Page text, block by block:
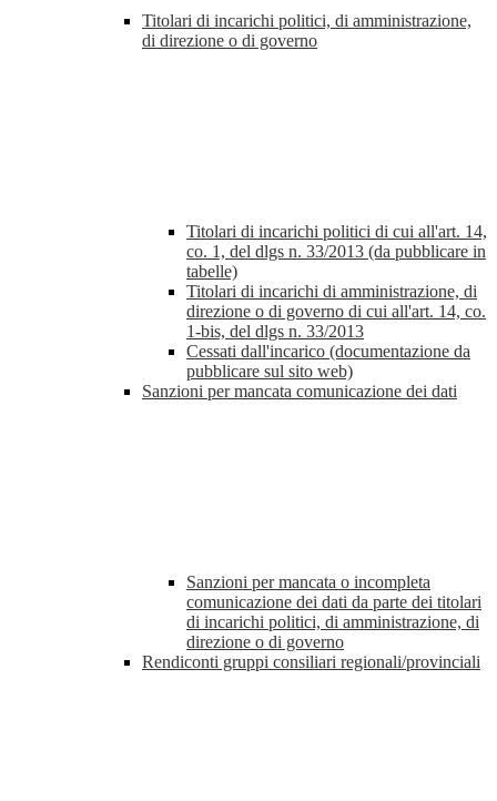
Titolari di incarichi politici, di amministrazione,
di direzione o di governo
Titolari di incarichi politici di cui all'art. 14,
co. 1, del dlgs n. 33/2013 (da pubblicare in
tabelle)
Titolari di incarichi di amministrazione, di
direzione o di governo di cui all'art. 14, co.
1-bis, del dlgs n. 33/2013
Cessati dall'incarico (documentazione da
pubblicare sul sito web)
Sanzioni per mancata comunicazione dei dati
Sanzioni per mancata o incompleta
comunicazione dei dati da parte dei titolari
di incarichi politici, di amministrazione, di
direzione o di governo
Rendiconti gruppi consiliari regionali/provinciali